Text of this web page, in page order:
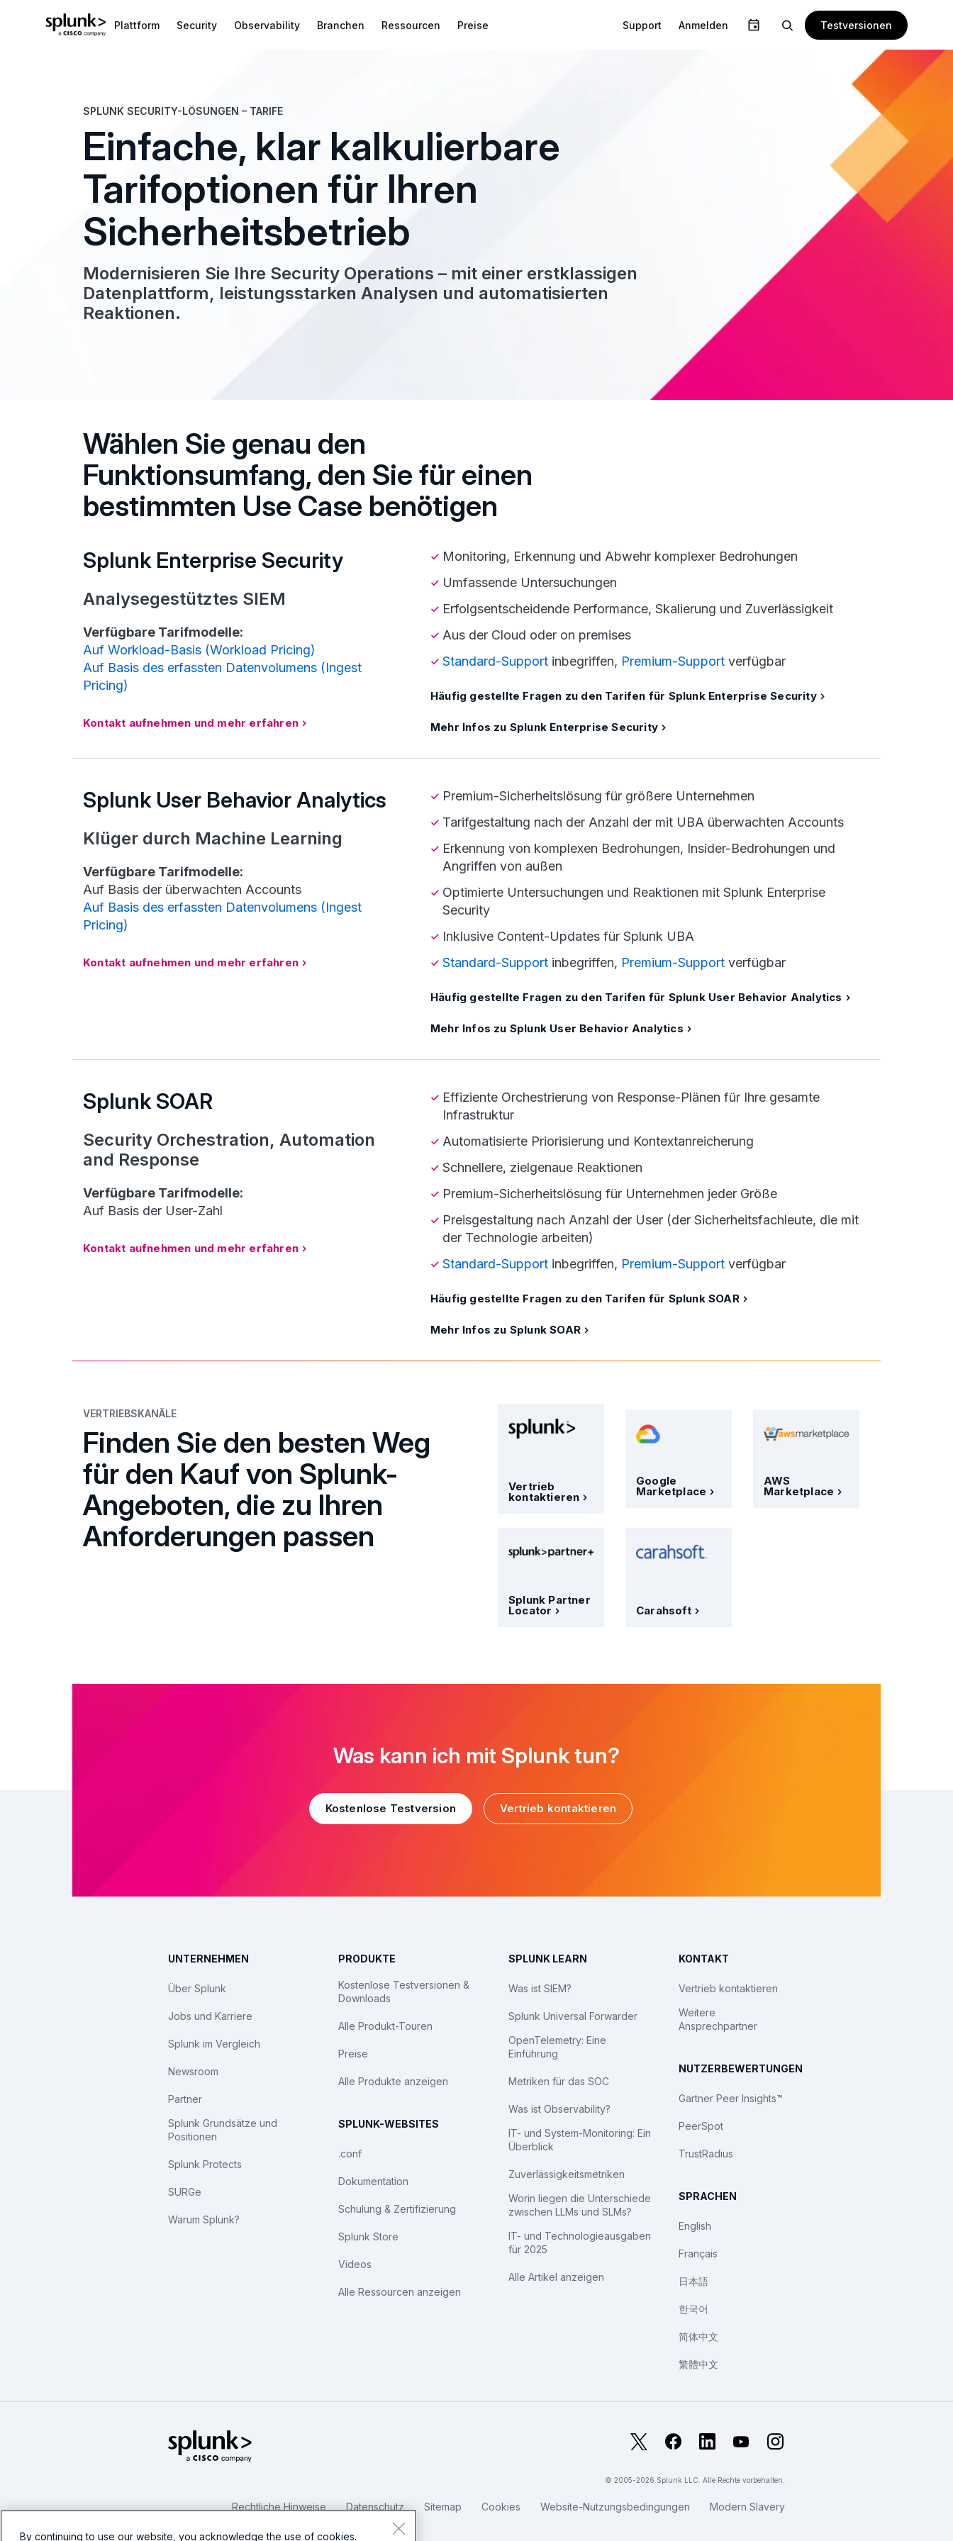
Plattform Security Observability Branchen Ressourcen Preise Support Anmelden Testversionen
SPLUNK SECURITY-LÖSUNGEN – TARIFE
Einfache, klar kalkulierbare
Tarifoptionen für Ihren
Sicherheitsbetrieb
Modernisieren Sie Ihre Security Operations – mit einer erstklassigen
Daten­plattform, leistungs­starken Analysen und auto­matisierten
Reaktionen.
Wählen Sie genau den
Funktionsumfang, den Sie für einen
bestimmten Use Case benötigen
Splunk Enterprise Security
Analysegestütztes SIEM
Verfügbare Tarifmodelle:
Auf Workload-Basis (Workload Pricing)
Auf Basis des erfassten Datenvolumens (Ingest
Pricing)
Kontakt aufnehmen und mehr erfahren
Monitoring, Erkennung und Abwehr komplexer Bedrohungen
Umfassende Untersuchungen
Erfolgsentscheidende Performance, Skalierung und Zuverlässigkeit
Aus der Cloud oder on premises
Standard-Support inbegriffen, Premium-Support verfügbar
Häufig gestellte Fragen zu den Tarifen für Splunk Enterprise Security
Mehr Infos zu Splunk Enterprise Security
Splunk User Behavior Analytics
Klüger durch Machine Learning
Verfügbare Tarifmodelle:
Auf Basis der überwachten Accounts
Auf Basis des erfassten Datenvolumens (Ingest
Pricing)
Kontakt aufnehmen und mehr erfahren
Premium-Sicherheitslösung für größere Unternehmen
Tarifgestaltung nach der Anzahl der mit UBA überwachten Accounts
Erkennung von komplexen Bedrohungen, Insider-Bedrohungen und
Angriffen von außen
Optimierte Untersuchungen und Reaktionen mit Splunk Enterprise
Security
Inklusive Content-Updates für Splunk UBA
Standard-Support inbegriffen, Premium-Support verfügbar
Häufig gestellte Fragen zu den Tarifen für Splunk User Behavior Analytics
Mehr Infos zu Splunk User Behavior Analytics
Splunk SOAR
Security Orchestration, Automation
and Response
Verfügbare Tarifmodelle:
Auf Basis der User-Zahl
Kontakt aufnehmen und mehr erfahren
Effiziente Orchestrierung von Response-Plänen für Ihre gesamte
Infrastruktur
Automatisierte Priorisierung und Kontextanreicherung
Schnellere, zielgenaue Reaktionen
Premium-Sicherheitslösung für Unternehmen jeder Größe
Preisgestaltung nach Anzahl der User (der Sicherheitsfachleute, die mit
der Technologie arbeiten)
Standard-Support inbegriffen, Premium-Support verfügbar
Häufig gestellte Fragen zu den Tarifen für Splunk SOAR
Mehr Infos zu Splunk SOAR
VERTRIEBSKANÄLE
Finden Sie den besten Weg
für den Kauf von Splunk-
Angeboten, die zu Ihren
Anforderungen passen
Vertrieb
kontaktieren
Google
Marketplace
AWS
Marketplace
Splunk Partner
Locator Carahsoft
Was kann ich mit Splunk tun?
Kostenlose Testversion Vertrieb kontaktieren
UNTERNEHMEN
Über Splunk
Jobs und Karriere
Splunk im Vergleich
Newsroom
Partner
Splunk Grundsätze und
Positionen
Splunk Protects
SURGe
Warum Splunk?
PRODUKTE
Kostenlose Testversionen &
Downloads
Alle Produkt-Touren
Preise
Alle Produkte anzeigen
SPLUNK-WEBSITES
.conf
Dokumentation
Schulung & Zertifizierung
Splunk Store
Videos
Alle Ressourcen anzeigen
SPLUNK LEARN
Was ist SIEM?
Splunk Universal Forwarder
OpenTelemetry: Eine
Einführung
Metriken für das SOC
Was ist Observability?
IT- und System-Monitoring: Ein
Überblick
Zuverlässigkeitsmetriken
Worin liegen die Unterschiede
zwischen LLMs und SLMs?
IT- und Technologieausgaben
für 2025
Alle Artikel anzeigen
KONTAKT
Vertrieb kontaktieren
Weitere
Ansprechpartner
NUTZERBEWERTUNGEN
Gartner Peer Insights™
PeerSpot
TrustRadius
SPRACHEN
English
Français
日本語
한국어
简体中文
繁體中文
Splunk Global Footer Logo FacebookLinkedInYouTubeInstagram
Rechtliche Hinweise Datenschutz Sitemap Cookies Website-Nutzungsbedingungen Modern Slavery
© 2005-2026 Splunk LLC. Alle Rechte vorbehalten.
By continuing to use our website, you acknowledge the use of cookies.